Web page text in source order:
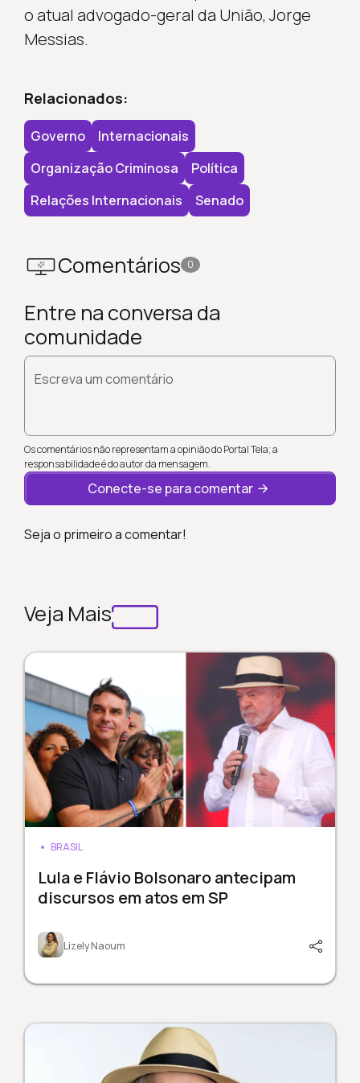
o atual advogado-geral da União, Jorge
Messias.
Relacionados:
Governo
Internacionais
Organização Criminosa
Política
Relações Internacionais
Senado
Comentários 0
Entre na conversa da
comunidade
Escreva um comentário
Os comentários não representam a opinião do Portal Tela; a
responsabilidade é do autor da mensagem.
Conecte-se para comentar
Seja o primeiro a comentar!
Veja Mais
BRASIL
Lula e Flávio Bolsonaro antecipam
discursos em atos em SP
Lizely Naoum